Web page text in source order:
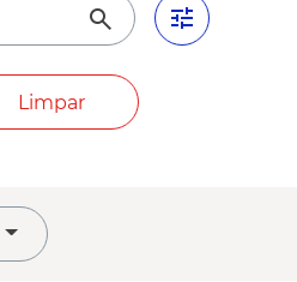
search tune
Limpar